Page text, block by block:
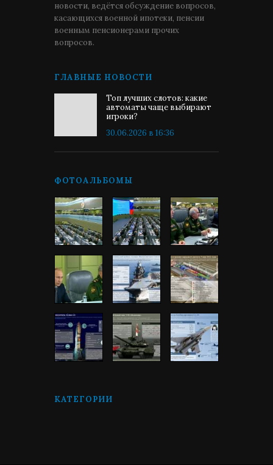
новости, ведётся обсуждение вопросов,
касающихся военной ипотеки, пенсии
военным пенсионерами прочих
вопросов.
ГЛАВНЫЕ НОВОСТИ
Топ лучших слотов: какие
автоматы чаще выбирают
игроки?
30.06.2026 в 16:36
ФОТОАЛЬБОМЫ
КАТЕГОРИИ